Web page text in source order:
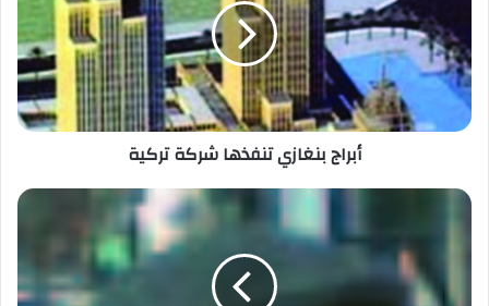
أبراج بنغازي تنفذها شركة تركية